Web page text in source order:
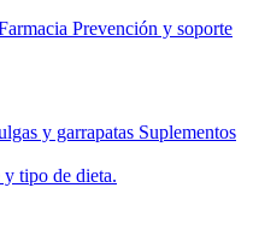
Prevención y soporte
y garrapatas Suplementos
tipo de dieta.